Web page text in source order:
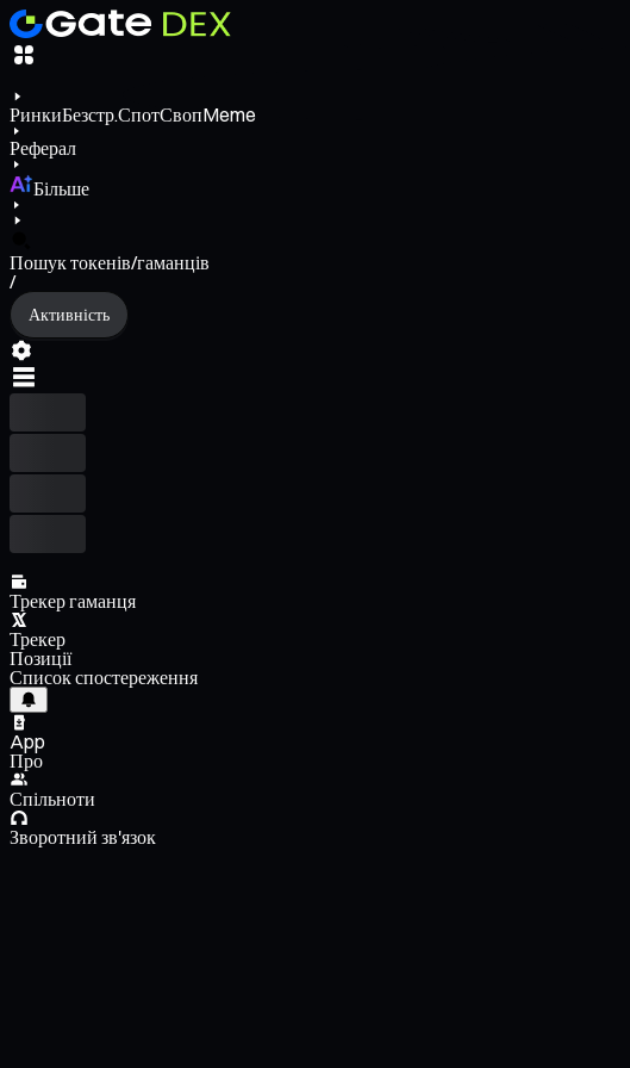
РинкиБезстр.СпотСвопMeme
Реферал
Більше
Пошук токенів/гаманців
/
Активність
Трекер гаманця
Трекер
Позиції
Список спостереження
App
Про
Спільноти
Зворотний зв'язок